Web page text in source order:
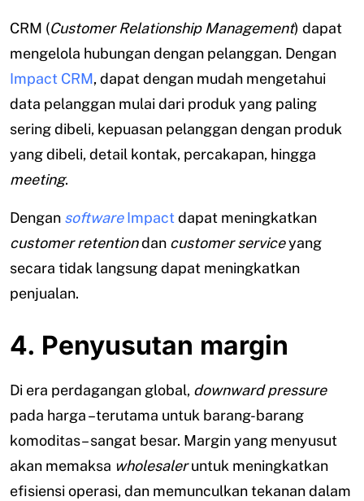
CRM (Customer Relationship Management) dapat
mengelola hubungan dengan pelanggan. Dengan
Impact CRM, dapat dengan mudah mengetahui
data pelanggan mulai dari produk yang paling
sering dibeli, kepuasan pelanggan dengan produk
yang dibeli, detail kontak, percakapan, hingga
meeting.
Dengan softwareImpact dapat meningkatkan
customer retentiondan customer serviceyang
secara tidak langsung dapat meningkatkan
penjualan.
4. Penyusutan margin
Di era perdagangan global, downward pressure
pada harga –terutama untuk barang-barang
komoditas– sangat besar. Margin yang menyusut
akan memaksa wholesaleruntuk meningkatkan
efisiensi operasi, dan memunculkan tekanan dalam